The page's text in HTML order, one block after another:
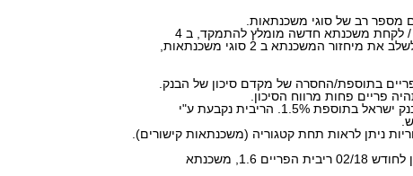
מספר רב של סוגי משכנתאות.
לקחת משכנתא חדשה מומלץ להתמקד, ב 4
המשכנתא ב 2 סוגי משכנתאות,
בתוספת/החסרה של מקדם סיכון של הבנק.
פריים פחות מרווח הסיכון.
1.5%. הריבית נקבעת ע"י
ניתן לראות תחת קטגוריה (משכנתאות קישורים).